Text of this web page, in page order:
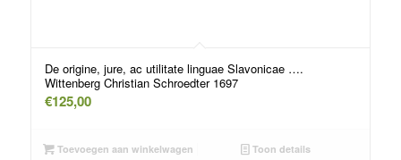
De origine, jure, ac utilitate linguae Slavonicae ….
Wittenberg Christian Schroedter 1697
€125,00
Toevoegen aan winkelwagen Toon details